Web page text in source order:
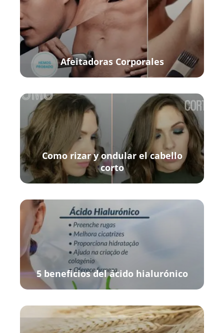
Afeitadoras Corporales
Como rizar y ondular el cabello
corto
5 beneficios del ácido hialurónico